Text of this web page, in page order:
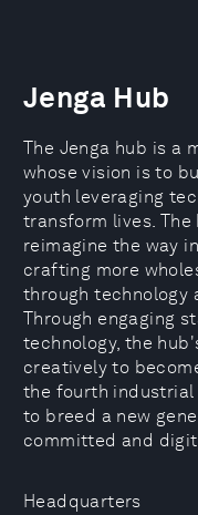
Headquarters
Jenga Hub
The Jenga hub is a
whose vision is to
youth leveraging
transform lives. The
reimagine the way
crafting more
through technology
Through engaging
technology, the
creatively to
the fourth
to breed a new
committed and